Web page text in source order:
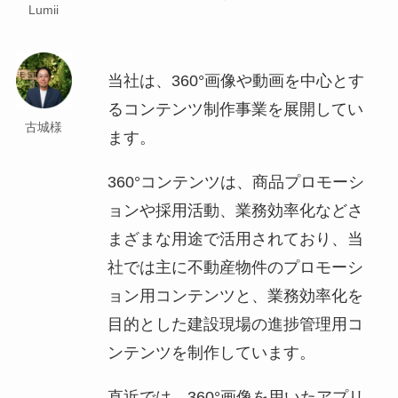
Lumii
古城様
当社は、360°画像や動画を中心とす
るコンテンツ制作事業を展開してい
ます。
360°コンテンツは、商品プロモーシ
ョンや採用活動、業務効率化などさ
まざまな用途で活用されており、当
社では主に不動産物件のプロモーシ
ョン用コンテンツと、業務効率化を
目的とした建設現場の進捗管理用コ
ンテンツを制作しています。